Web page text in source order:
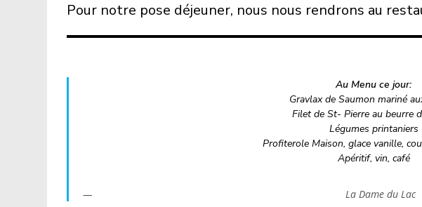
Pour notre pose déjeuner, nous nous rendrons au
Au Menu ce jour:
Gravlax de Saumon mariné
Filet de St- Pierre au beurre
Légumes printaniers
Profiterole Maison, glace vanille,
Apéritif, vin, café
La Dame du Lac